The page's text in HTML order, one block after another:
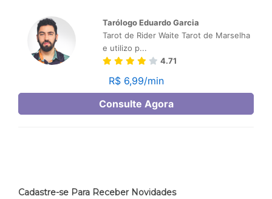
Cadastre-se Para Receber Novidades